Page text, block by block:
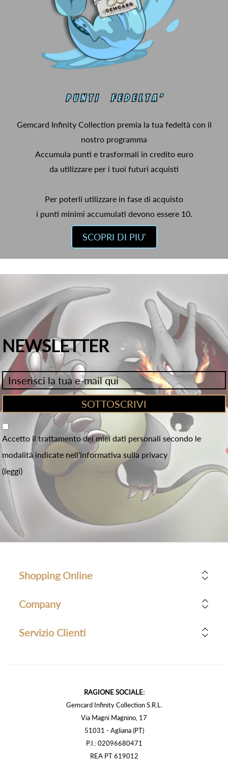
Gemcard Infinity Collection premia la tua fedeltà con il
nostro programma
Accumula punti e trasformali in credito euro
da utilizzare per i tuoi futuri acquisti
Per poterli utilizzare in fase di acquisto
i punti minimi accumulati devono essere 10.
SCOPRI DI PIU'
NEWSLETTER
Accetto il trattamento dei miei dati personali secondo le
modalità indicate nell'informativa sulla privacy
(leggi)
Shopping Online
Company
Servizio Clienti
RAGIONE SOCIALE:
Gemcard Infinity Collection S.R.L.
Via Magni Magnino, 17
51031 - Agliana (PT)
P.I.: 02096680471
REA PT 619012